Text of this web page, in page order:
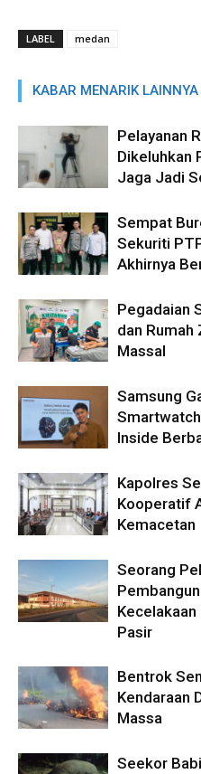
LABEL medan
KABAR MENARIK LAINNYA
Pelayanan
Dikeluhkan
Jaga Jadi
Sempat
Sekuriti
Akhirnya
Pegadaian
dan Rumah
Massal
Samsung
Inside
Kapolres
Kooperatif
Kemacetan
Seorang
Pasir
Bentrok
Kendaraan
Massa
Seekor